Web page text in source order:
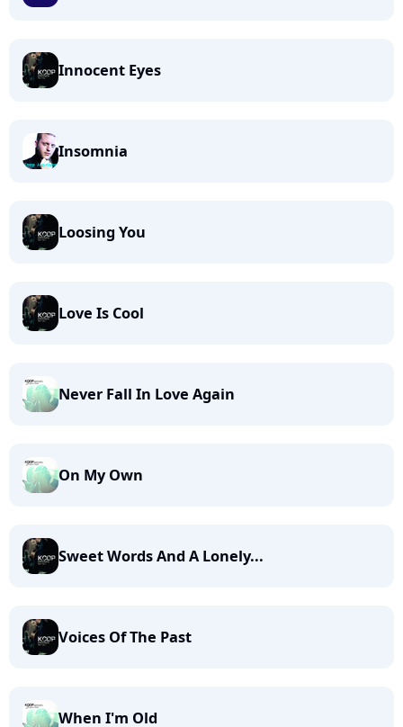
Innocent Eyes
Insomnia
Loosing You
Love Is Cool
Never Fall In Love Again
On My Own
Sweet Words And A Lonely...
Voices Of The Past
When I'm Old